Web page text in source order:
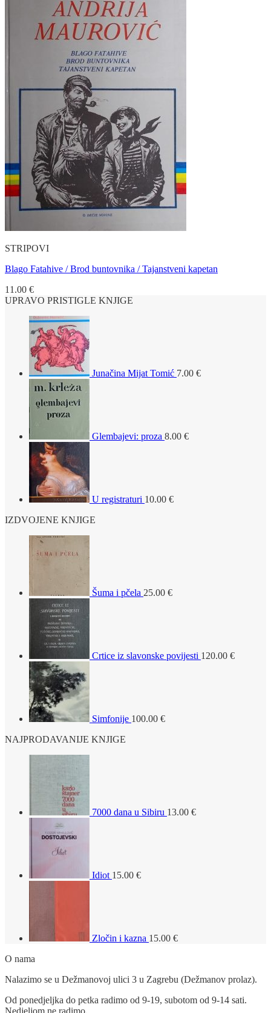
STRIPOVI
Blago Fatahive / Brod buntovnika / Tajanstveni kapetan
11.00 €
UPRAVO PRISTIGLE KNJIGE
Junačina Mijat Tomić 7.00 €
Glembajevi: proza 8.00 €
U registraturi 10.00 €
IZDVOJENE KNJIGE
Šuma i pčela 25.00 €
Crtice iz slavonske povijesti 120.00 €
Simfonije 100.00 €
NAJPRODAVANIJE KNJIGE
7000 dana u Sibiru 13.00 €
Idiot 15.00 €
Zločin i kazna 15.00 €
O nama
Nalazimo se u Dežmanovoj ulici 3 u Zagrebu (Dežmanov prolaz).
Od ponedjeljka do petka radimo od 9-19, subotom od 9-14 sati.
Nedjeljom ne radimo.